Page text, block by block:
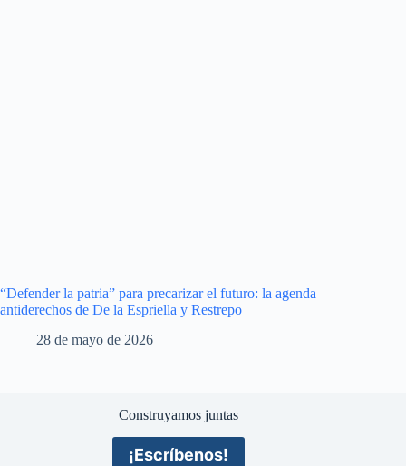
“Defender la patria” para precarizar el futuro: la agenda
antiderechos de De la Espriella y Restrepo
28 de mayo de 2026
Construyamos juntas
¡Escríbenos!